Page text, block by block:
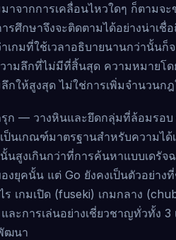
จากการเคลื่อนไหวใดๆ ก็ตามจะ
ศึกษาจึงจะติดตามได้อย่างน่าเชื่
กมที่ใช้เวลาอธิบายนานกว่านั้นก็
ามลึกที่ไม่มีที่สิ้นสุด ความหมายโ
ให้สูงสุด ไม่ใช่การเพิ่มจำนวนก
ก — วางหินและยึดกลุ่มที่ล้อมรอ
นเกณฑ์มาตรฐานสำหรับความได้
สูงเกินกว่าที่การค้นหาแบบเดรัจ
ยุคนั้น แต่ Go ยังคงเป็นตัวอย่าง
เกมเปิด (fuseki) เกมกลาง
ะการเล่นอย่างเชี่ยวชาญทั่วทั้ง
ฒนา